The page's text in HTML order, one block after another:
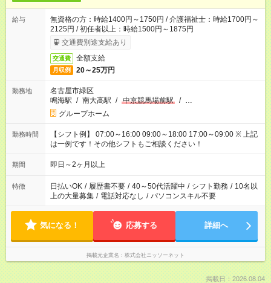
給与
無資格の方：時給1400円～1750円 / 介護福祉士：時給1700円～
2125円 / 初任者以上：時給1500円～1875円
交通費別途支給あり
交通費 全額支給
月収例 20～25万円
勤務地
名古屋市緑区
鳴海駅 / 南大高駅 / 中京競馬場前駅 / …
グループホーム
勤務時間
【シフト例】 07:00～16:00 09:00～18:00 17:00～09:00 ※ 上記
は一例です！その他シフトもご相談ください！
期間 即日～2ヶ月以上
特徴 日払いOK / 履歴書不要 / 40～50代活躍中 / シフト勤務 / 10名以
上の大量募集 / 電話対応なし / パソコンスキル不要
気になる！ 応募する 詳細へ
掲載元企業名 株式会社ニッソーネット
掲載日：2026.08.04